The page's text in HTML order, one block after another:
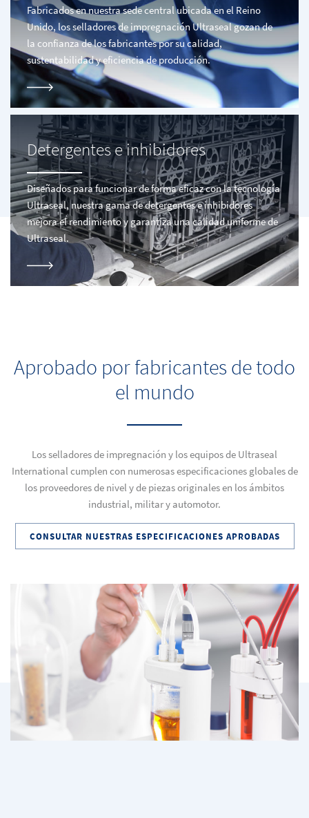
Fabricados en nuestra sede central ubicada en el Reino
Unido, los selladores de impregnación Ultraseal gozan de
la confianza de los fabricantes por su calidad,
sustentabilidad y eficiencia de producción.
Detergentes e inhibidores
Diseñados para funcionar de forma eficaz con la tecnología
Ultraseal, nuestra gama de detergentes e inhibidores
mejora el rendimiento y garantiza una calidad uniforme de
Ultraseal.
Aprobado por fabricantes de todo
el mundo
Los selladores de impregnación y los equipos de Ultraseal
International cumplen con numerosas especificaciones globales de
los proveedores de nivel y de piezas originales en los ámbitos
industrial, militar y automotor.
CONSULTAR NUESTRAS ESPECIFICACIONES APROBADAS